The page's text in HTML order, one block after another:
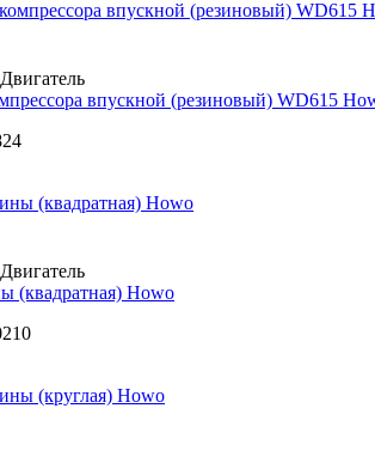
впускной (резиновый) WD615
(квадратная) Howo